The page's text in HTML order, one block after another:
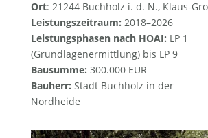
Ort: 21244 Buchholz i. d. N., Klaus-
Leistungszeitraum: 2018–2026
Leistungsphasen nach HOAI: LP 1
(Grundlagenermittlung) bis LP 9
Bausumme: 300.000 EUR
Bauherr: Stadt Buchholz in der
Nordheide